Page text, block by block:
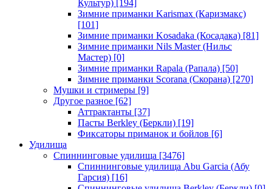
Культур) [194]
Зимние приманки Karismax (Каризмакс)
[101]
Зимние приманки Kosadaka (Косадака) [81]
Зимние приманки Nils Master (Нильс
Мастер) [0]
Зимние приманки Rapala (Рапала) [50]
Зимние приманки Scorana (Скорана) [270]
Мушки и стримеры [9]
Другое разное [62]
Аттрактанты [37]
Пасты Berkley (Беркли) [19]
Фиксаторы приманок и бойлов [6]
Удилища
Спиннинговые удилища [3476]
Спиннинговые удилища Abu Garcia (Абу
Гарсия) [16]